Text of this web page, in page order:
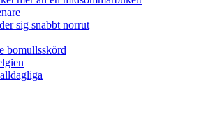
sig snabbt norrut
bomullsskörd